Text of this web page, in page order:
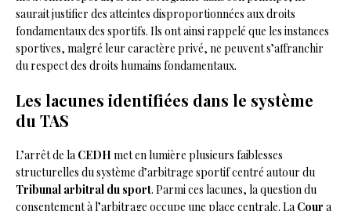
saurait justifier des atteintes disproportionnées aux droits
fondamentaux des sportifs. Ils ont ainsi rappelé que les instances
sportives, malgré leur caractère privé, ne peuvent s’affranchir
du respect des droits humains fondamentaux.
Les lacunes identifiées dans le système
du TAS
L’arrêt de la CEDH met en lumière plusieurs faiblesses
structurelles du système d’arbitrage sportif centré autour du
Tribunal arbitral du sport. Parmi ces lacunes, la question du
consentement à l’arbitrage occupe une place centrale. La Cour a